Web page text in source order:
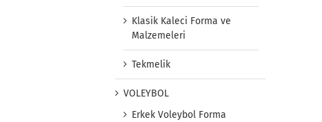
Klasik Kaleci Forma ve
Malzemeleri
Tekmelik
VOLEYBOL
Erkek Voleybol Forma